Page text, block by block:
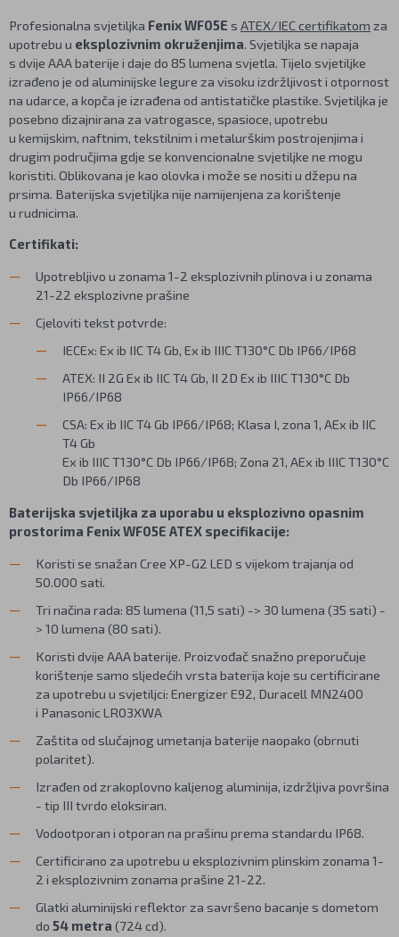
Profesionalna svjetiljka Fenix WF05E s ATEX/IEC certifikatom za
upotrebu u eksplozivnim okruženjima. Svjetiljka se napaja
s dvije AAA baterije i daje do 85 lumena svjetla. Tijelo svjetiljke
izrađeno je od aluminijske legure za visoku izdržljivost i otpornost
na udarce, a kopča je izrađena od antistatičke plastike. Svjetiljka je
posebno dizajnirana za vatrogasce, spasioce, upotrebu
u kemijskim, naftnim, tekstilnim i metalurškim postrojenjima i
drugim područjima gdje se konvencionalne svjetiljke ne mogu
koristiti. Oblikovana je kao olovka i može se nositi u džepu na
prsima. Baterijska svjetiljka nije namijenjena za korištenje
u rudnicima.
Certifikati:
Upotrebljivo u zonama 1-2 eksplozivnih plinova i u zonama
21-22 eksplozivne prašine
Cjeloviti tekst potvrde:
IECEx: Ex ib IIC T4 Gb, Ex ib IIIC T130°C Db IP66/IP68
ATEX: II 2G Ex ib IIC T4 Gb, II 2D Ex ib IIIC T130°C Db
IP66/IP68
CSA: Ex ib IIC T4 Gb IP66/IP68; Klasa I, zona 1, AEx ib IIC
T4 Gb
Ex ib IIIC T130°C Db IP66/IP68; Zona 21, AEx ib IIIC T130°C
Db IP66/IP68
Baterijska svjetiljka za uporabu u eksplozivno opasnim
prostorima Fenix WF05E ATEX specifikacije:
Koristi se snažan Cree XP-G2 LED s vijekom trajanja od
50.000 sati.
Tri načina rada: 85 lumena (11,5 sati) -> 30 lumena (35 sati) -
> 10 lumena (80 sati).
Koristi dvije AAA baterije. Proizvođač snažno preporučuje
korištenje samo sljedećih vrsta baterija koje su certificirane
za upotrebu u svjetiljci: Energizer E92, Duracell MN2400
i Panasonic LR03XWA
Zaštita od slučajnog umetanja baterije naopako (obrnuti
polaritet).
Izrađen od zrakoplovno kaljenog aluminija, izdržljiva površina
- tip III tvrdo eloksiran.
Vodootporan i otporan na prašinu prema standardu IP68.
Certificirano za upotrebu u eksplozivnim plinskim zonama 1-
2 i eksplozivnim zonama prašine 21-22.
Glatki aluminijski reflektor za savršeno bacanje s dometom
do 54 metra (724 cd).